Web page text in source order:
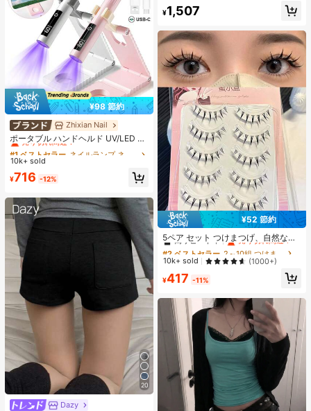
¥98 節約
Zhixian Nail
ポータブル ハンドヘルド UV/LED ネ
イルドライヤーランプ、すべてのジ
ェルネイルポリッシュマニキュアツ
速乾燥ネイルランプ、3-in-1セット
スタンドとデータケーブル付き、小
さなギフトとして贈ることができま
す、高いコストパフォーマンス、完
璧なギフト
#1 ベストセラー
売り切れ間近！
#1 ベストセラー
売り切れ間近！
#1 ベストセラー
売り切れ間近！
#1 ベストセラー
10k+ sold
¥716 -12%
20
Dazy
#1 ベストセラー
ーリー スウィート 遊び心 春夏新作
レディースブラウス
¥1,507
¥52 節約
5ペア セット つけまつげ、自然な外
観とフェザーのような仕上がり、手
作りのクロスルーツとフィッシュテ
ール、超細い黒い茎、柔らかく快
適、長くカールした、軽量でストレ
スフリー、ゆったりと便利、簡単に
#2 ベストセラー
2～10組 つけまつげ
高リピート率
売り切れ間近！
#2 ベストセラー
高リピート率
売り切れ間近！
#2 ベストセラー
高リピート率
売り切れ間近！
#2 ベストセラー
高リピート率
売り切れ間近！
10k+ sold (1000+)
¥417 -11%